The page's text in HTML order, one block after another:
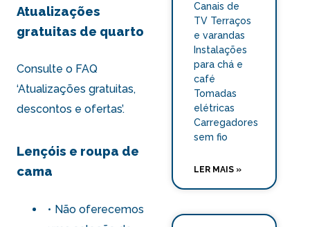
Atualizações
gratuitas de quarto
Consulte o FAQ
‘Atualizações gratuitas,
descontos e ofertas’.
Lençóis e roupa de
cama
Não oferecemos
Canais de
TV Terraços
e varandas
Instalações
para chá e
café
Tomadas
elétricas
Carregadores
sem fio
LER MAIS »